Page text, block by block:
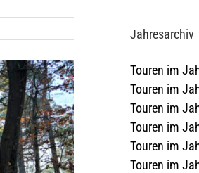
Jah­res­ar­chiv
Touren im
Touren im
Touren im
Touren im
Touren im
Touren im